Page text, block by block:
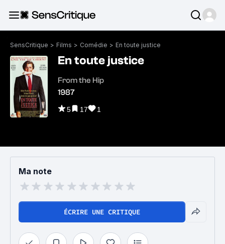
SensCritique > Films > Comédie > En toute justice
En toute justice
From the Hip
1987
5 17 1
Ma note
ÉCRIRE UNE CRITIQUE